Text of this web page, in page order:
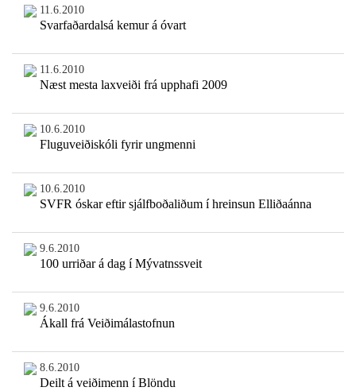
11.6.2010
Svarfaðardalsá kemur á óvart
11.6.2010
Næst mesta laxveiði frá upphafi 2009
10.6.2010
Fluguveiðiskóli fyrir ungmenni
10.6.2010
SVFR óskar eftir sjálfboðaliðum í hreinsun Elliðaánna
9.6.2010
100 urriðar á dag í Mývatnssveit
9.6.2010
Ákall frá Veiðimálastofnun
8.6.2010
Deilt á veiðimenn í Blöndu